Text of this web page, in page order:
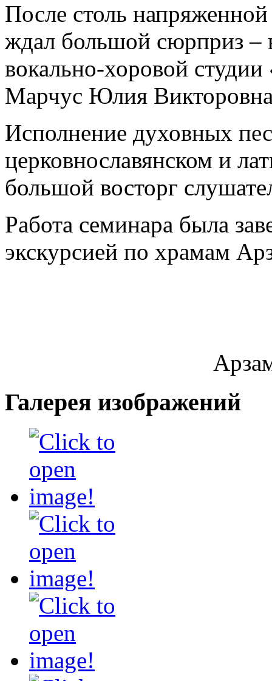
После столь
ждал большой сюрприз –
вокально-хоровой
Марчус Юлия
Исполнение духовных
церковнославянском и
большой восторг
Работа семинара была
экскурсией по храмам
Галерея изображений